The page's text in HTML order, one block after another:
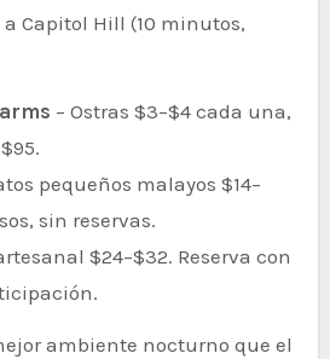
Capitol Hill (10 minutos,
– Ostras $3–$4 cada una,
pequeños malayos $14–
sin reservas.
$24–$32. Reserva con
ambiente nocturno que el